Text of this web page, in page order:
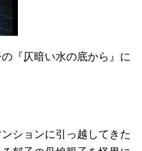
『仄暗い水の底から』に
ションに引っ越してきた